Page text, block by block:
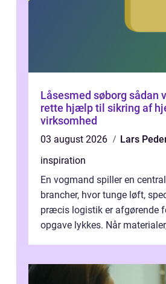
Låsesmed søborg sådan vælger du den
rette hjælp til sikring af
virksomhed
03 august 2026
Lars
inspiration
En vogmand spiller en
brancher, hvor tunge løft,
præcis logistik er afgørende
opgave lykkes. Når